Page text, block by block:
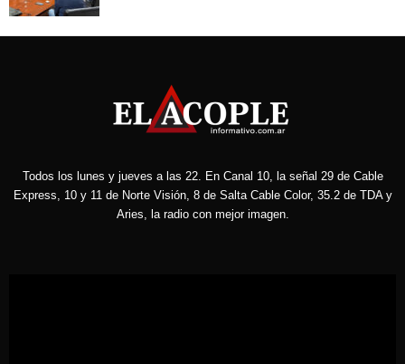
Todos los lunes y jueves a las 22. En Canal 10, la señal 29 de Cable
Express, 10 y 11 de Norte Visión, 8 de Salta Cable Color, 35.2 de TDA y
Aries, la radio con mejor imagen.